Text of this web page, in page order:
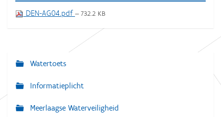
DEN-AG04.pdf — 732.2 KB
N
a
i
Watertoets
Informatieplicht
Meerlaagse Waterveiligheid